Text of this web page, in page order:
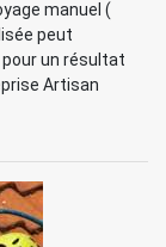
manuel (
peut
un résultat
Artisan